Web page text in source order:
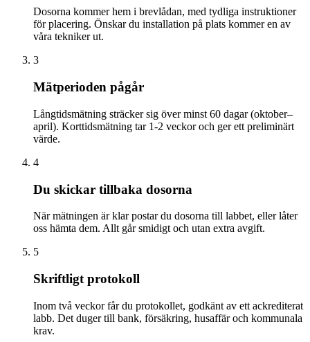
Dosorna kommer hem i brevlådan, med tydliga instruktioner
för placering. Önskar du installation på plats kommer en av
våra tekniker ut.
3
Mätperioden pågår
Långtidsmätning sträcker sig över minst 60 dagar (oktober–
april). Korttidsmätning tar 1-2 veckor och ger ett preliminärt
värde.
4
Du skickar tillbaka dosorna
När mätningen är klar postar du dosorna till labbet, eller låter
oss hämta dem. Allt går smidigt och utan extra avgift.
5
Skriftligt protokoll
Inom två veckor får du protokollet, godkänt av ett ackrediterat
labb. Det duger till bank, försäkring, husaffär och kommunala
krav.